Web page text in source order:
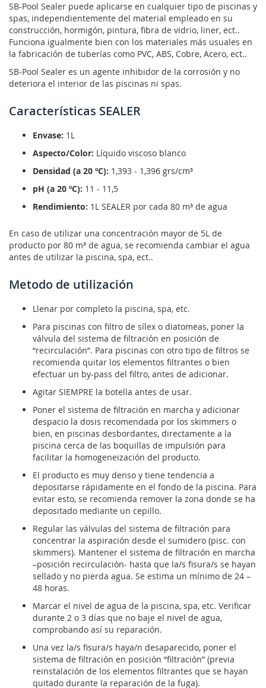
SB-Pool Sealer puede aplicarse en cualquier tipo de piscinas y
spas, independientemente del material empleado en su
construcción, hormigón, pintura, fibra de vidrio, liner, ect..
Funciona igualmente bien con los materiales más usuales en
la fabricación de tuberías como PVC, ABS, Cobre, Acero, ect..
SB-Pool Sealer es un agente inhibidor de la corrosión y no
deteriora el interior de las piscinas ni spas.
Características SEALER
Envase: 1L
Aspecto/Color: Líquido viscoso blanco
Densidad (a 20 ºC): 1,393 - 1,396 grs/cm³
pH (a 20 ºC): 11 - 11,5
Rendimiento: 1L SEALER por cada 80 m³ de agua
En caso de utilizar una concentración mayor de 5L de
producto por 80 m³ de agua, se recomienda cambiar el agua
antes de utilizar la piscina, spa, ect..
Metodo de utilización
Llenar por completo la piscina, spa, etc.
Para piscinas con filtro de sílex o diatomeas, poner la
válvula del sistema de filtración en posición de
“recirculación”. Para piscinas con otro tipo de filtros se
recomienda quitar los elementos filtrantes o bien
efectuar un by-pass del filtro, antes de adicionar.
Agitar SIEMPRE la botella antes de usar.
Poner el sistema de filtración en marcha y adicionar
despacio la dosis recomendada por los skimmers o
bien, en piscinas desbordantes, directamente a la
piscina cerca de las boquillas de impulsión para
facilitar la homogeneización del producto.
El producto es muy denso y tiene tendencia a
depositarse rápidamente en el fondo de la piscina. Para
evitar esto, se recomienda remover la zona donde se ha
depositado mediante un cepillo.
Regular las válvulas del sistema de filtración para
concentrar la aspiración desde el sumidero (pisc. con
skimmers). Mantener el sistema de filtración en marcha
–posición recirculación- hasta que la/s fisura/s se hayan
sellado y no pierda agua. Se estima un mínimo de 24 –
48 horas.
Marcar el nivel de agua de la piscina, spa, etc. Verificar
durante 2 o 3 días que no baje el nivel de agua,
comprobando así su reparación.
Una vez la/s fisura/s haya/n desaparecido, poner el
sistema de filtración en posición “filtración” (previa
reinstalación de los elementos filtrantes que se hayan
quitado durante la reparación de la fuga).